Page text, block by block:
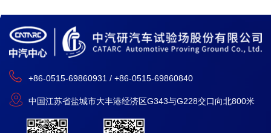
+86-0515-69860931 / +86-0515-69860840
中国江苏省盐城市大丰港经济区G343与G228交口向北800米